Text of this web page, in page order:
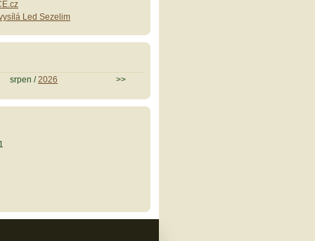
Led Sezelim
srpen / 2026 >>